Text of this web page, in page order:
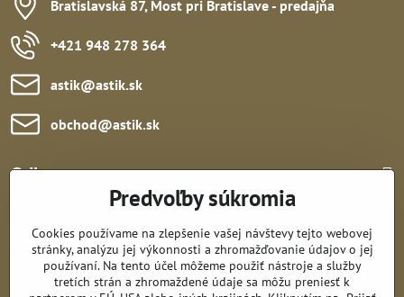
Bratislavská 87, Most pri Bratislave - predajňa
+421 948 278 364
astik​@astik​.sk
obchod​@astik​.sk
Odkazy:
Predvoľby súkromia
Cookies používame na zlepšenie vašej návštevy tejto webovej
stránky, analýzu jej výkonnosti a zhromažďovanie údajov o jej
používaní. Na tento účel môžeme použiť nástroje a služby
tretích strán a zhromaždené údaje sa môžu preniesť k